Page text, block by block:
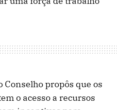
propôs que os
o acesso a recursos